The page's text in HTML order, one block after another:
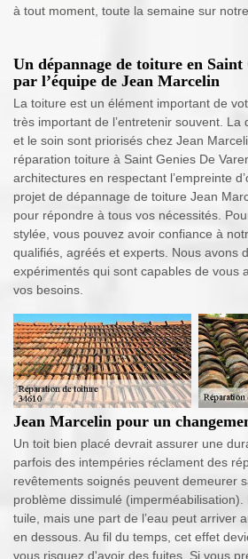
à tout moment, toute la semaine sur
Un dépannage de toiture en Saint
par l’équipe de Jean Marcelin
La toiture est un élément important de
très important de l’entretenir souvent. La
et le soin sont priorisés chez Jean
réparation toiture à Saint Genies De
architectures en respectant l’empreinte
projet de dépannage de toiture Jean
pour répondre à tous vos nécessités.
stylée, vous pouvez avoir confiance à
qualifiés, agréés et experts. Nous avons
expérimentés qui sont capables de vous
vos besoins.
Jean Marcelin pour un
Un toit bien placé devrait assurer une
parfois des intempéries réclament des
revêtements soignés peuvent demeurer
problème dissimulé
tuile, mais une part de l’eau peut arriver
en dessous. Au fil du temps, cet effet
vous risquez d'avoir des fuites. Si vous